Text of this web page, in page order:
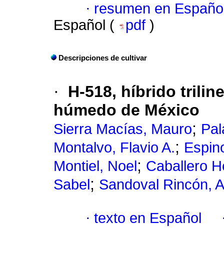
· resumen en
Español (
pdf )
Descripciones de cultivar
·
H-518, híbrido
húmedo de México
Sierra Macías, Mauro;
Montalvo, Flavio A.;
Montiel, Noel ; Caballero
Sabel ; Sandoval Rincón,
· texto en Español